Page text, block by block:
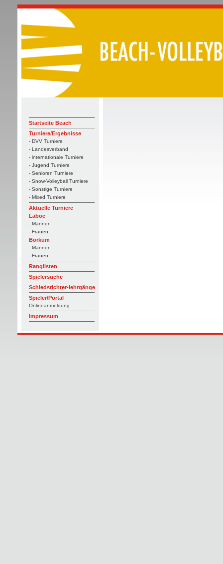
Startseite Beach
Turniere/Ergebnisse
- DVV Turniere
- Landesverband
- internationale Turniere
- Jugend Turniere
- Senioren Turniere
- Snow-Volleyball Turniere
- Sonstige Turniere
- Mixed Turniere
Aktuelle Turniere
Laboe
- Männer
- Frauen
Borkum
- Männer
- Frauen
Ranglisten
Spielersuche
Schiedsrichter-lehrgänge
Spieler/Portal
Onlineanmeldung
Impressum